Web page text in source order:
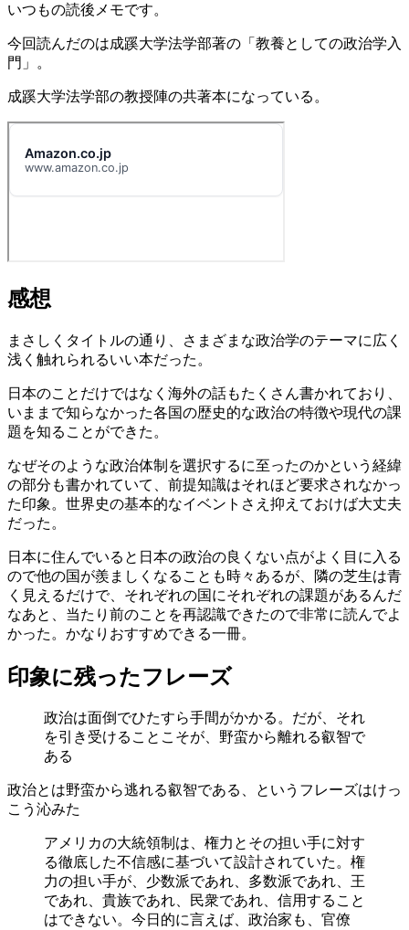
いつもの読後メモです。
今回読んだのは成蹊大学法学部著の「教養としての政治学入
門」。
成蹊大学法学部の教授陣の共著本になっている。
感想
まさしくタイトルの通り、さまざまな政治学のテーマに広く
浅く触れられるいい本だった。
日本のことだけではなく海外の話もたくさん書かれており、
いままで知らなかった各国の歴史的な政治の特徴や現代の課
題を知ることができた。
なぜそのような政治体制を選択するに至ったのかという経緯
の部分も書かれていて、前提知識はそれほど要求されなかっ
た印象。世界史の基本的なイベントさえ抑えておけば大丈夫
だった。
日本に住んでいると日本の政治の良くない点がよく目に入る
ので他の国が羨ましくなることも時々あるが、隣の芝生は青
く見えるだけで、それぞれの国にそれぞれの課題があるんだ
なあと、当たり前のことを再認識できたので非常に読んでよ
かった。かなりおすすめできる一冊。
印象に残ったフレーズ
政治は面倒でひたすら手間がかかる。だが、それ
を引き受けることこそが、野蛮から離れる叡智で
ある
政治とは野蛮から逃れる叡智である、というフレーズはけっ
こう沁みた
アメリカの大統領制は、権力とその担い手に対す
る徹底した不信感に基づいて設計されていた。権
力の担い手が、少数派であれ、多数派であれ、王
であれ、貴族であれ、民衆であれ、信用すること
はできない。今日的に言えば、政治家も、官僚